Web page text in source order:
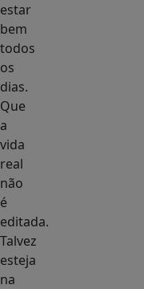
estar
bem
todos
os
dias.
Que
a
vida
real
não
é
editada.
Talvez
esteja
na